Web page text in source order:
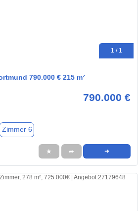
1 / 1
790.000 € 215 m²
790.000 €
Zimmer 6
★ ➦ ➜